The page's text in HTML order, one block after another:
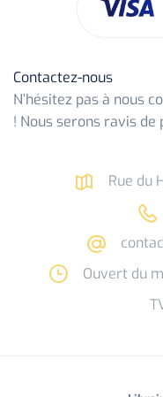
Contactez-nous
N’hésitez pas à nous
! Nous serons ravis
Rue du
Ouvert du